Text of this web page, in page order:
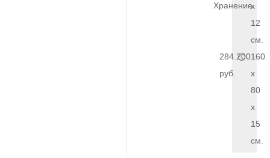
Хранениеx
12
см.
284.200
руб.
160
x
80
x
15
см.